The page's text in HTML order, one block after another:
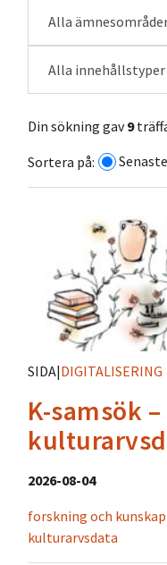
Alla
Alla innehållstyper
Din sökning gav9
Sortera på:
Senaste
SIDA|DIGITALISERING
K-samsök
2026-08-04
forskning och kunskap
kulturarvsdata